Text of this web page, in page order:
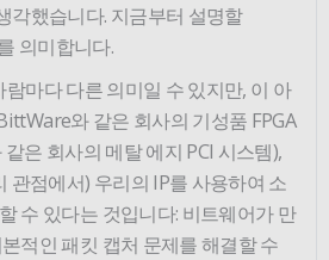
각했습니다. 지금부터 설명할
의미합니다.
람마다 다른 의미일 수 있지만, 이 아
와 같은 회사의 기성품 FPGA
은 회사의 메탈 에지 PCI 시스템),
관점에서) 우리의 IP를 사용하여 소
수 있다는 것입니다: 비트웨어가 만
적인 패킷 캡처 문제를 해결할 수